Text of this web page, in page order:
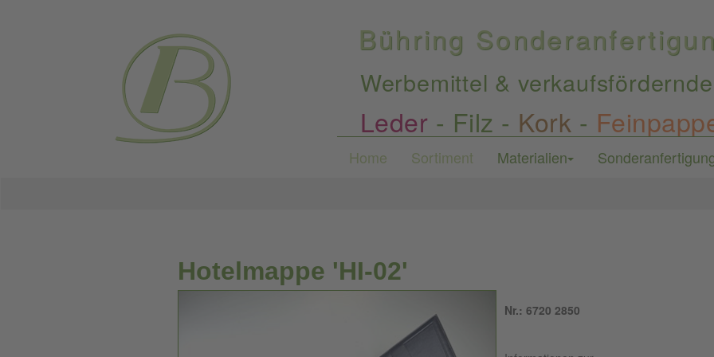
Bühring
Werbemittel &
Leder - Filz - Kork -
Home Sortiment Materialien
Hotelmappe 'HI-02'
Nr.: 6720 2850